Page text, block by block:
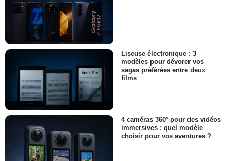
Liseuse électronique : 3
modèles pour dévorer vos
sagas préférées entre deux
films
4 caméras 360° pour des vidéos
immersives : quel modèle
choisir pour vos aventures ?